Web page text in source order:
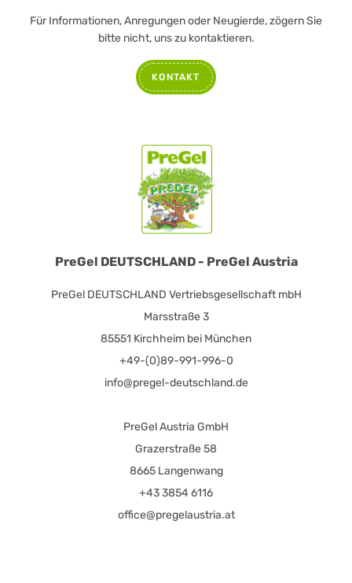
PreGel DEUTSCHLAND - PreGel Austria
PreGel DEUTSCHLAND Vertriebsgesellschaft mbH
Marsstraße 3
85551 Kirchheim bei München
+49-(0)89-991-996-0
info@pregel-deutschland.de
PreGel Austria GmbH
Grazerstraße 58
8665 Langenwang
+43 3854 6116
office@pregelaustria.at
Für Informationen, Anregungen oder Neugierde, zögern Sie
bitte nicht, uns zu kontaktieren.
KONTAKT